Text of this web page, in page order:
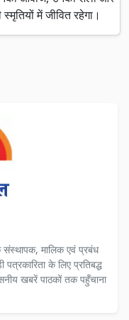
में जीवित रहेगा।
मालिक एवं प्रबंध
के लिए प्रतिबद्ध
खबरें पाठकों तक पहुँचाना